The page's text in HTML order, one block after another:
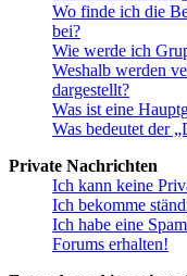
Wo finde ich die
bei?
Wie werde ich
Weshalb werden
dargestellt?
Was ist eine
Was bedeutet der
Private Nachrichten
Ich kann keine
Ich bekomme
Ich habe eine
Forums erhalten!